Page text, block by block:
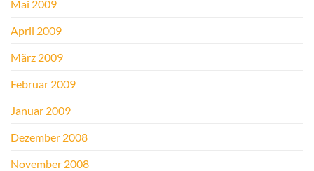
Mai 2009
April 2009
März 2009
Februar 2009
Januar 2009
Dezember 2008
November 2008